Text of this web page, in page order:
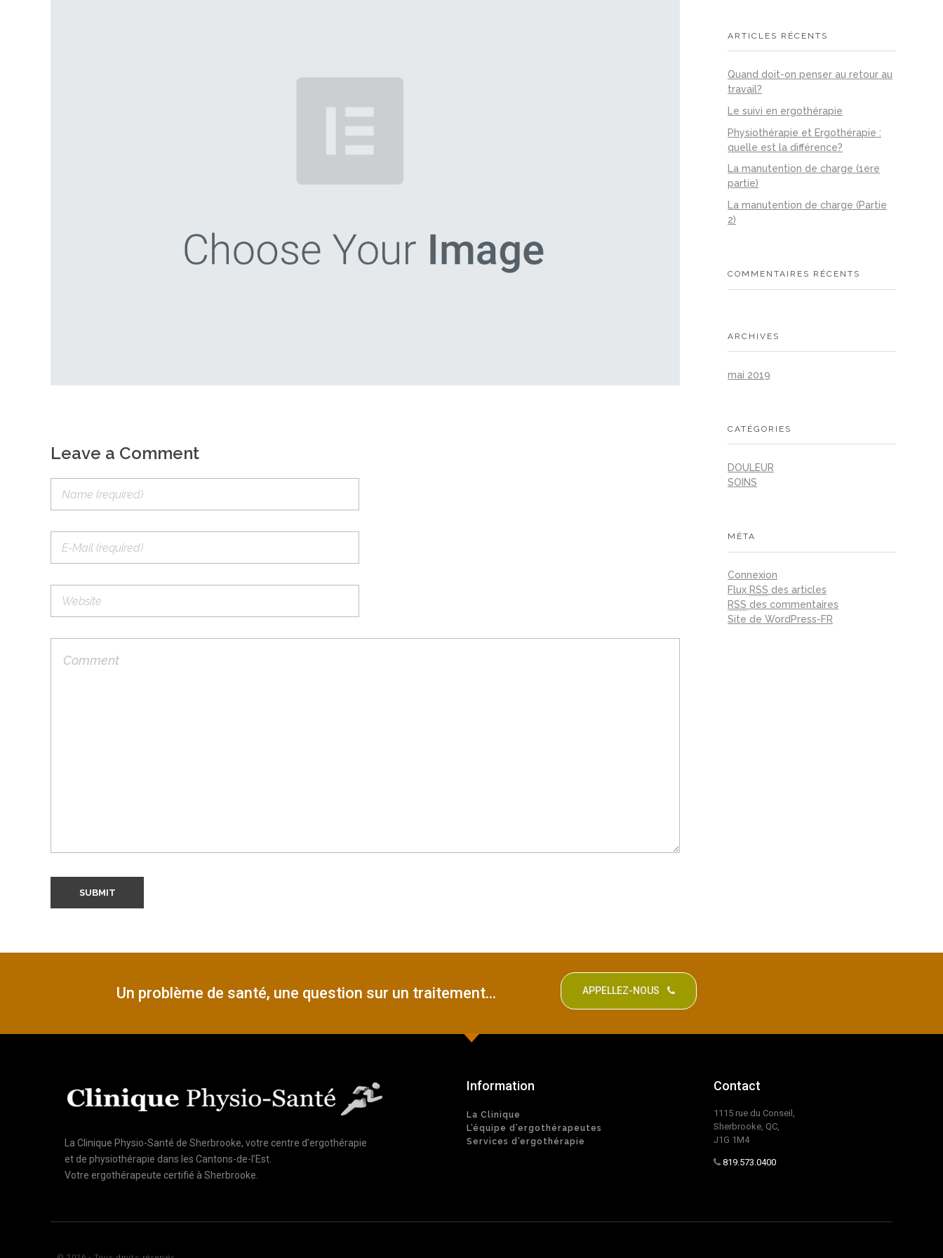
Leave a Comment
ARTICLES RÉCENTS
Quand doit-on penser au retour au
travail?
Le suivi en ergothérapie
Physiothérapie et Ergothérapie :
quelle est la différence?
La manutention de charge (1ere
partie)
La manutention de charge (Partie
2)
COMMENTAIRES RÉCENTS
ARCHIVES
mai 2019
CATÉGORIES
DOULEUR
SOINS
MÉTA
Connexion
Flux RSS des articles
RSS des commentaires
Site de WordPress-FR
Un problème de santé, une question sur un traitement... APPELLEZ-NOUS
La Clinique Physio-Santé de Sherbrooke, votre centre d’ergothérapie
et de physiothérapie dans les Cantons-de-l’Est.
Votre ergothérapeute certifié à Sherbrooke.
Information
La Clinique
L’équipe d’ergothérapeutes
Services d’ergothérapie
Contact
1115 rue du Conseil,
Sherbrooke, QC,
J1G 1M4
819.573.0400